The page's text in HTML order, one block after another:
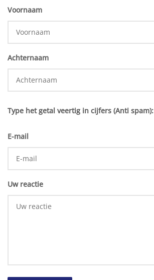
Voornaam
Achternaam
Type het getal veertig in cijfers (Anti spam):
E-mail
Uw reactie